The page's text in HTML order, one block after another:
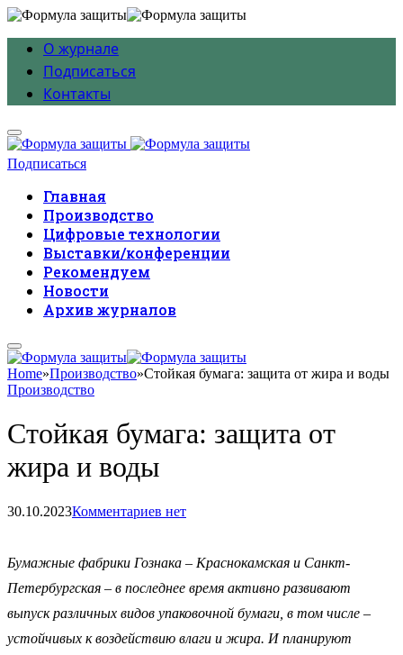
О журнале
Подписаться
Контакты
Подписаться
Главная
Производство
Цифровые технологии
Выставки/конференции
Рекомендуем
Новости
Архив журналов
Home»Производство»Стойкая бумага: защита от жира и воды
Производство
Стойкая бумага: защита от
жира и воды
30.10.2023Комментариев нет
Бумажные фабрики Гознака – Краснокамская и Санкт-
Петербургская – в последнее время активно развивают
выпуск различных видов упаковочной бумаги, в том числе –
устойчивых к воздействию влаги и жира. И планируют